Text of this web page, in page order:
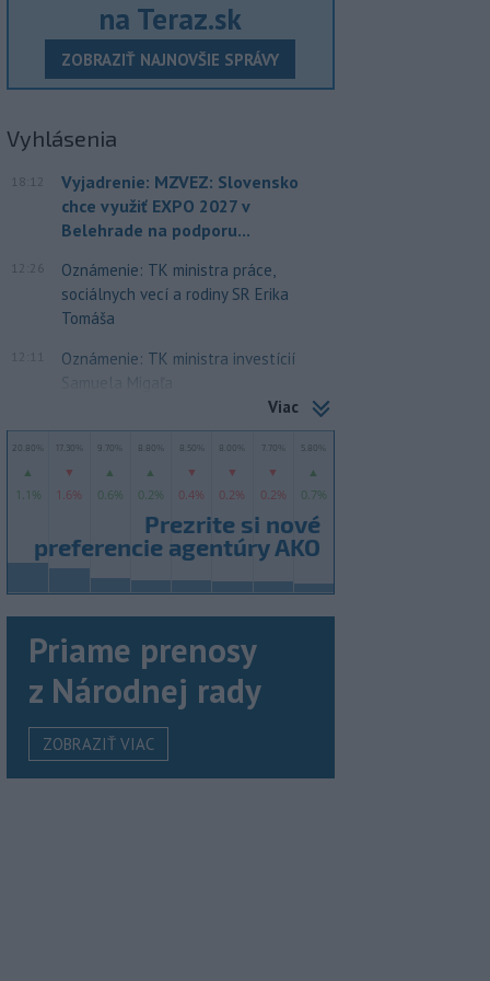
na Teraz.sk
ZOBRAZIŤ NAJNOVŠIE SPRÁVY
Vyhlásenia
18:12
Vyjadrenie: MZVEZ: Slovensko
chce využiť EXPO 2027 v
Belehrade na podporu...
12:26
Oznámenie: TK ministra práce,
sociálnych vecí a rodiny SR Erika
Tomáša
Oznámenie: TK ministra investícií
Samuela Migaľa
Viac
Priame prenosy
z Národnej rady
ZOBRAZIŤ VIAC